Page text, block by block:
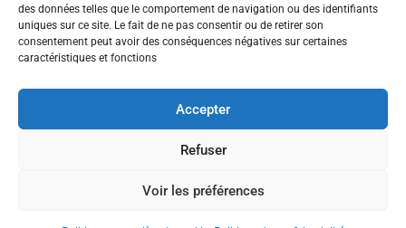
des données telles que le comportement de navigation ou des identifiants
uniques sur ce site. Le fait de ne pas consentir ou de retirer son
consentement peut avoir des conséquences négatives sur certaines
caractéristiques et fonctions
Accepter
Refuser
Voir les préférences
© All rights reserved © 2025 The Fairway Group - Cyber Rooster